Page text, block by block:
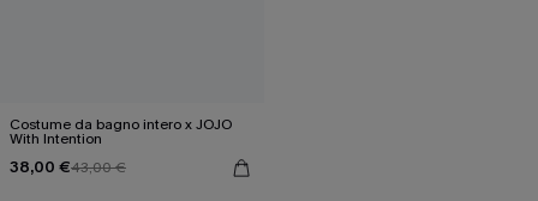
Costume da bagno intero x JOJO
With Intention
38,00 €43,00 €